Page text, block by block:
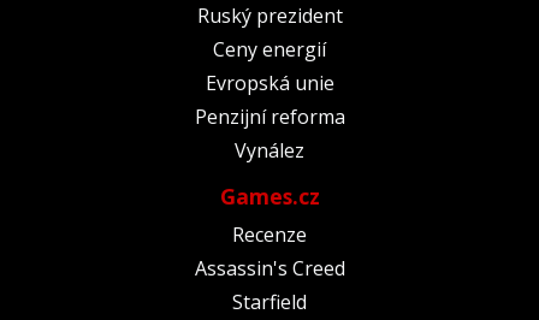
Ruský prezident
Ceny energií
Evropská unie
Penzijní reforma
Vynález
Games.cz
Recenze
Assassin's Creed
Starfield